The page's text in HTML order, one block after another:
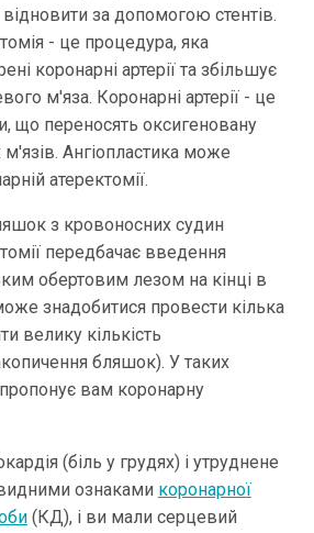
відновити за допомогою стентів.
- це процедура, яка
коронарні артерії та збільшує
м'яза. Коронарні артерії - це
що переносять оксигеновану
Ангіопластика може
атеректомії.
з кровоносних судин
передбачає введення
обертовим лезом на кінці в
знадобитися провести кілька
велику кількість
бляшок). У таких
вам коронарну
(біль у грудях) і утруднене
ознаками коронарної
(КД), і ви мали серцевий